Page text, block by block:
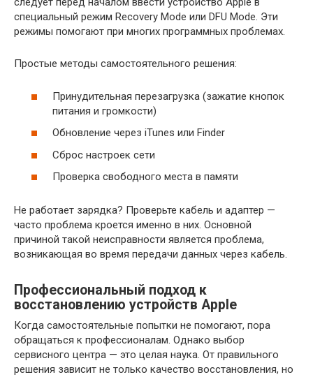
специальный режим Recovery Mode или DFU Mode. Эти
режимы помогают при многих программных проблемах.
Простые методы самостоятельного решения:
Принудительная перезагрузка (зажатие кнопок
питания и громкости)
Обновление через iTunes или Finder
Сброс настроек сети
Проверка свободного места в памяти
Не работает зарядка? Проверьте кабель и адаптер —
часто проблема кроется именно в них. Основной
причиной такой неисправности является проблема,
возникающая во время передачи данных через кабель.
Профессиональный подход к
восстановлению устройств Apple
Когда самостоятельные попытки не помогают, пора
обращаться к профессионалам. Однако выбор
сервисного центра — это целая наука. От правильного
решения зависит не только качество восстановления, но